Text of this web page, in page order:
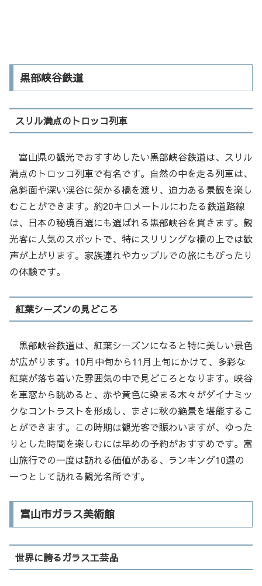
黒部峡谷鉄道
スリル満点のトロッコ列車
富山県の観光でおすすめしたい黒部峡谷鉄道は、スリル
満点のトロッコ列車で有名です。自然の中を走る列車は、
急斜面や深い渓谷に架かる橋を渡り、迫力ある景観を楽し
むことができます。約20キロメートルにわたる鉄道路線
は、日本の秘境百選にも選ばれる黒部峡谷を貫きます。観
光客に人気のスポットで、特にスリリングな橋の上では歓
声が上がります。家族連れやカップルでの旅にもぴったり
の体験です。
紅葉シーズンの見どころ
黒部峡谷鉄道は、紅葉シーズンになると特に美しい景色
が広がります。10月中旬から11月上旬にかけて、多彩な
紅葉が落ち着いた雰囲気の中で見どころとなります。峡谷
を車窓から眺めると、赤や黄色に染まる木々がダイナミッ
クなコントラストを形成し、まさに秋の絶景を堪能するこ
とができます。この時期は観光客で賑わいますが、ゆった
りとした時間を楽しむには早めの予約がおすすめです。富
山旅行での一度は訪れる価値がある、ランキング10選の
一つとして訪れる観光名所です。
富山市ガラス美術館
世界に誇るガラス工芸品